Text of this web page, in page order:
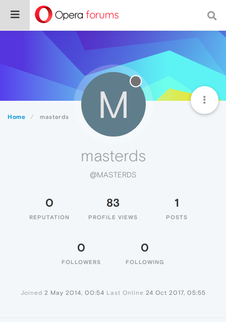
Home masterds M
masterds
@MASTERDS
0
REPUTATION
83
PROFILE VIEWS
1
POSTS
0
FOLLOWERS
0
FOLLOWING
Joined 2 May 2014, 00:54 Last Online 24 Oct 2017, 05:55